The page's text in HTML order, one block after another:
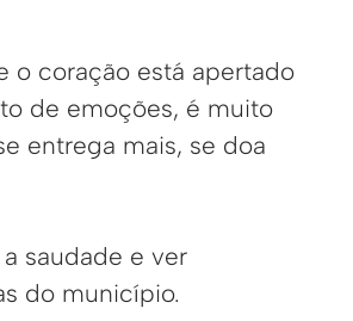
o coração está apertado
de emoções, é muito
entrega mais, se doa
saudade e ver
do município.